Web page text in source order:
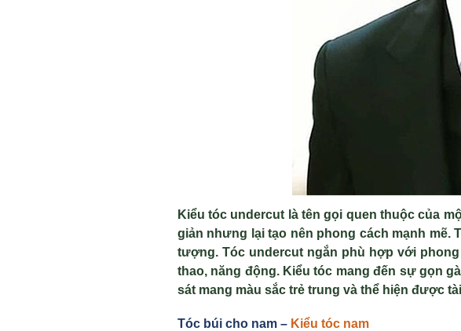
Kiểu tóc undercut là tên gọi quen thuộc của
giản nhưng lại tạo nên phong cách mạnh mẽ.
tượng. Tóc undercut ngắn phù hợp với
thao, năng động. Kiểu tóc mang đến sự gọn
sát mang màu sắc trẻ trung và thể hiện được
Tóc búi cho nam – Kiểu tóc nam